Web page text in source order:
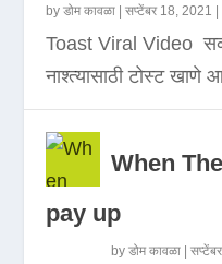
byडोम कावळा |सप्टेंबर 18, 2021 |
Toast Viral Video
नाश्त्यासाठी टोस्ट खाणे
When
pay up
byडोम कावळा |